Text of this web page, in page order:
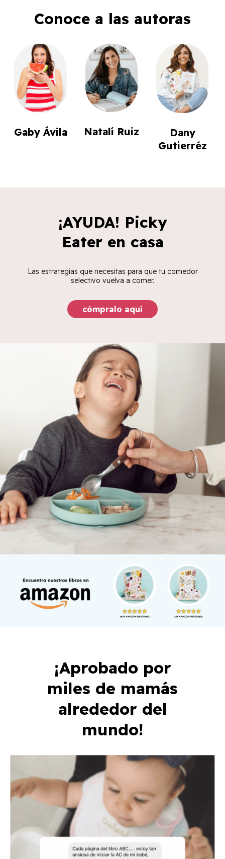
Conoce a las autoras
Gaby Ávila Natalí Ruiz
Dany
Gutierréz
¡AYUDA! Picky
Eater en casa
Las estrategias que necesitas para que tu comedor
selectivo vuelva a comer.
cómpralo aquí
¡Aprobado por
miles de mamás
alrededor del
mundo!